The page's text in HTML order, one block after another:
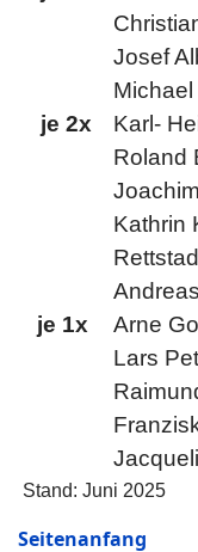
Josef
je 2x
Karl-
Roland
Kathrin
je 1x
Arne
Lars
Stand: Juni 2025
Seitenanfang